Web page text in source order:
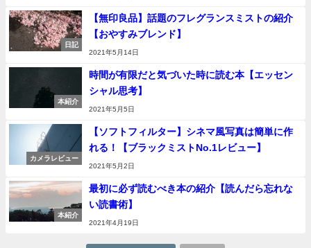
日記
【無印良品】話題のフレグランスミストの紹介
【おやすみブレンド】
2021年5月14日
本紹介
時間が有限だと気づいた時に読む本【エッセン
シャル思考】
2021年5月5日
カメラレビュー
【ソフトフィルター】シネマ風写真は簡単に作
れる！【ブラックミストNo.1レビュー】
2021年5月2日
本紹介
最初に必ず読むべき本の紹介【読んだら忘れな
い読書術】
2021年4月19日